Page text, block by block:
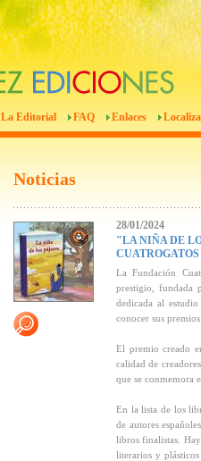
La Editorial FAQ Enlaces
Noticias
28/01/2024
"LA NIÑA DE
CUATROGATOS
La Fundación
prestigio, fundada
dedicada al
conocer sus
El premio creado
calidad de
que se conmemora
En la lista de los
de autores
libros finalistas.
literarios y